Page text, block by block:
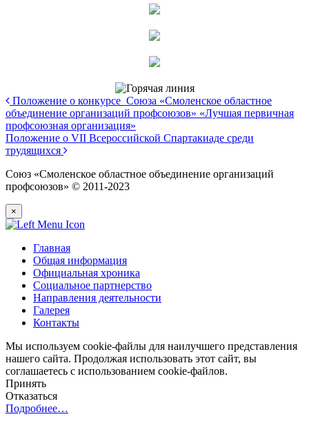
Положение о конкурсе Союза «Смоленское областное
объединение организаций профсоюзов» «Лучшая первичная
профсоюзная организация»
Положение о VII Всероссийской Спартакиаде среди
трудящихся
Союз «Смоленское областное объединение организаций
профсоюзов» © 2011-2023
×
Главная
Общая информация
Официальная хроника
Социальное партнерство
Направления деятельности
Галерея
Контакты
Мы используем cookie-файлы для наилучшего представления
нашего сайта. Продолжая использовать этот сайт, вы
соглашаетесь с использованием cookie-файлов.
Принять
Отказаться
Подробнее…